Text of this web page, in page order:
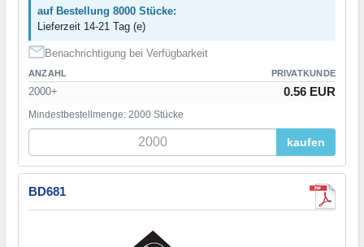
auf Bestellung 8000 Stücke:
Lieferzeit 14-21 Tag (e)
Benachrichtigung bei Verfügbarkeit
ANZAHL PRIVATKUNDE
2000+ 0.56 EUR
Mindestbestellmenge: 2000 Stücke
kaufen
BD681